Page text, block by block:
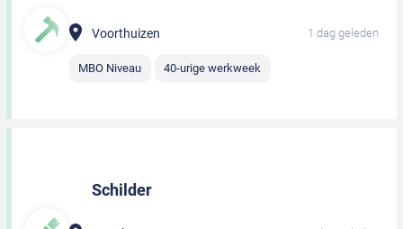
Voorthuizen 1 dag geleden
MBO Niveau 40-urige werkweek
Schilder